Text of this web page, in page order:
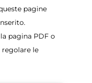
pagine
pagina PDF o
regolare le